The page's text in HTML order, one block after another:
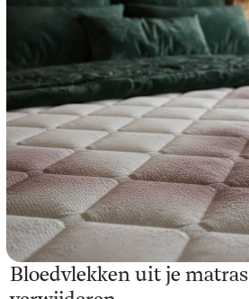
Bloedvlekken uit je matras